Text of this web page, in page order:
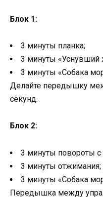
Блок 1:
3 минуты планка;
3 минуты «Уснувший
3 минуты «Собака
Делайте передышку
секунд.
Блок 2:
3 минуты повороты
3 минуты отжимания;
3 минуты «Собака
Передышка между